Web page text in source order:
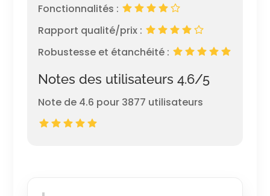
Fonctionnalités :
Rapport qualité/prix :
Robustesse et étanchéité :
Notes des utilisateurs 4.6/5
Note de 4.6 pour 3877 utilisateurs